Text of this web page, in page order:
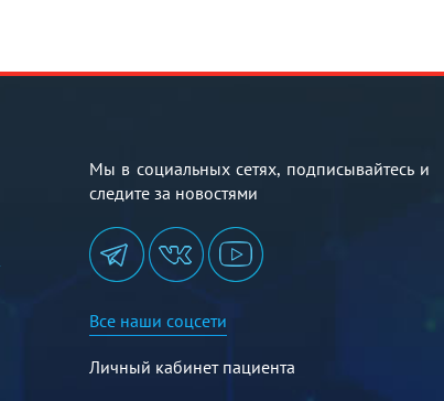
Мы в социальных сетях, подписывайтесь и
следите за новостями
Все наши соцсети
Личный кабинет пациента